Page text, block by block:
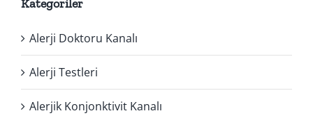
Kategoriler
Alerji Doktoru Kanalı
Alerji Testleri
Alerjik Konjonktivit Kanalı